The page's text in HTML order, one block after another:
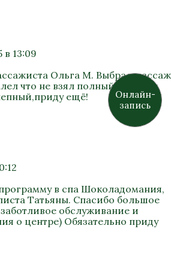
в 13:09
Ольга М. Выбрал массаж
что не взял полный. Массаж
ещё!
в спа Шоколадомания,
Татьяны. Спасибо большое
обслуживание и
о центре) Обязательно приду
Онлайн-
запись